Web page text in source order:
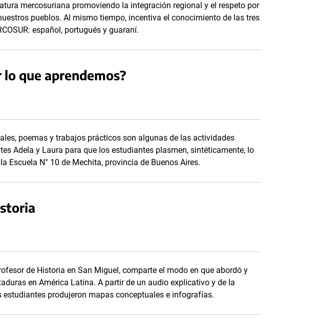
mercosuriana promoviendo la integración regional y el respeto por
pueblos. Al mismo tiempo, incentiva el conocimiento de las tres
español, portugués y guaraní.
lo que aprendemos?
poemas y trabajos prácticos son algunas de las actividades
Adela y Laura para que los estudiantes plasmen, sintéticamente, lo
Escuela N° 10 de Mechita, provincia de Buenos Aires.
de Historia en San Miguel, comparte el modo en que abordó y
en América Latina. A partir de un audio explicativo y de la
estudiantes produjeron mapas conceptuales e infografías.